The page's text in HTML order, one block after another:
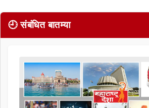
🕘 संबंधित बातम्या